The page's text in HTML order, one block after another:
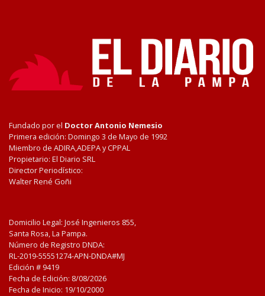
Fundado por el Doctor Antonio Nemesio
Primera edición: Domingo 3 de Mayo de 1992
Miembro de ADIRA,ADEPA y CPPAL
Propietario: El Diario SRL
Director Periodístico:
Walter René Goñi
Domicilio Legal: José Ingenieros 855,
Santa Rosa, La Pampa.
Número de Registro DNDA:
RL-2019-55551274-APN-DNDA#MJ
Edición # 9419
Fecha de Edición: 8/08/2026
Fecha de Inicio: 19/10/2000